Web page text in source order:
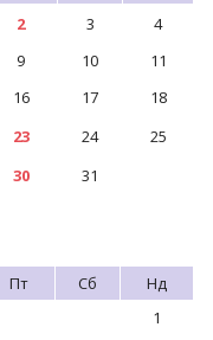
2 3
4
9 10
11
16 17
18
23 24
25
30 31
Пт Сб
Нд
1